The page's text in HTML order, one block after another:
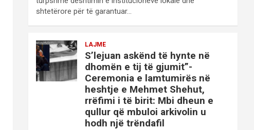
shtetërore për të garantuar…
LAJME
S’lejuan askënd të hynte në
dhomën e tij të gjumit”-
Ceremonia e lamtumirës në
heshtje e Mehmet Shehut,
rrëfimi i të birit: Mbi dheun e
qullur që mbuloi arkivolin u
hodh një trëndafil